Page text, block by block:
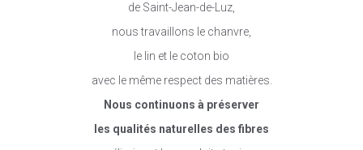
de Saint-Jean-de-Luz,
nous travaillons le chanvre,
le lin et le coton bio
avec le même respect des matières.
Nous continuons à préserver
les qualités naturelles des fibres